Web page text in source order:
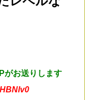
がお送りします